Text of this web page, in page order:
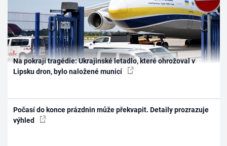
Na pokraji tragédie: Ukrajinské letadlo, které ohrožoval v
Lipsku dron, bylo naložené municí
Počasí do konce prázdnin může překvapit. Detaily prozrazuje
výhled